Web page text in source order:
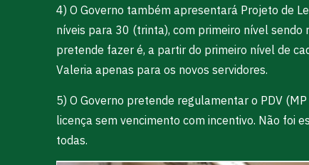
4) O Governo também apresentará Projeto de
níveis para 30 (trinta), com primeiro nível sendo
pretende fazer é, a partir do primeiro nível de
Valeria apenas para os novos servidores.
5) O Governo pretende regulamentar o PDV
licença sem vencimento com incentivo. Não foi
todas.